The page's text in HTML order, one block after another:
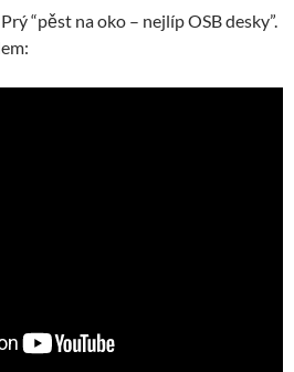
“pěst na oko – nejlíp OSB desky”.